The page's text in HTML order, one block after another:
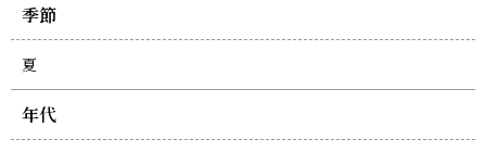
季節
夏
年代